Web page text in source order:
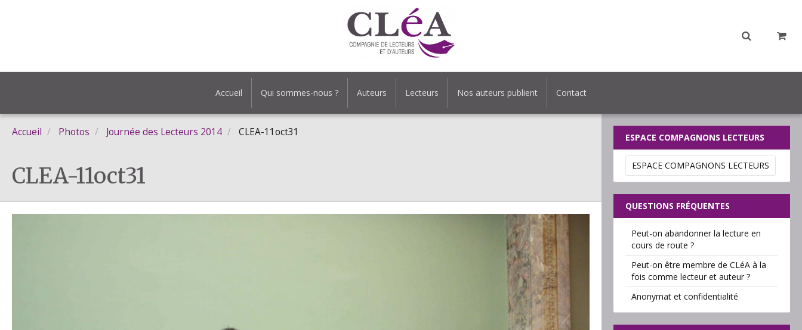
Accueil Qui sommes-nous ? Auteurs Lecteurs Nos auteurs publient Contact
Accueil Photos Journée des Lecteurs 2014 CLEA-11oct31
CLEA-11oct31
ESPACE COMPAGNONS LECTEURS
ESPACE COMPAGNONS LECTEURS
QUESTIONS FRÉQUENTES
Peut-on abandonner la lecture en
cours de route ?
Peut-on être membre de CLéA à la
fois comme lecteur et auteur ?
Anonymat et confidentialité